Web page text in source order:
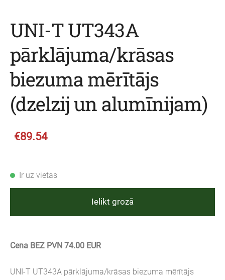
UNI-T UT343A
pārklājuma/krāsas
biezuma mērītājs
(dzelzij un alumīnijam)
€89.54
Ir uz vietas
Ielikt grozā
Cena BEZ PVN 74.00 EUR
UNI-T UT343A pārklājuma/krāsas biezuma mērītājs